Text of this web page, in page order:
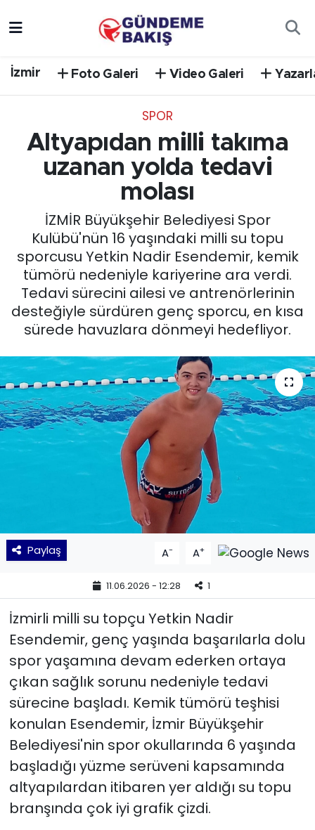
İzmir Foto Galeri Video Galeri
SPOR
Altyapıdan milli takıma
uzanan yolda tedavi
molası
İZMİR Büyükşehir Belediyesi Spor
Kulübü'nün 16 yaşındaki milli su topu
sporcusu Yetkin Nadir Esendemir, kemik
tümörü nedeniyle kariyerine ara verdi.
Tedavi sürecini ailesi ve antrenörlerinin
desteğiyle sürdüren genç sporcu, en kısa
sürede havuzlara dönmeyi hedefliyor.
Paylaş A- A+
11.06.2026 - 12:28 1
İzmirli milli su topçu Yetkin Nadir
Esendemir, genç yaşında başarılarla dolu
spor yaşamına devam ederken ortaya
çıkan sağlık sorunu nedeniyle tedavi
sürecine başladı. Kemik tümörü teşhisi
konulan Esendemir, İzmir Büyükşehir
Belediyesi'nin spor okullarında 6 yaşında
başladığı yüzme serüveni kapsamında
altyapılardan itibaren yer aldığı su topu
branşında çok iyi grafik çizdi.
EGE
EKONOMİ
English News
GÜNCEL
KÜLTÜR SANAT
MAGAZİN
POLİTİKA
SAĞLIK
TEKNOLOJİ
YEREL POLİTİKA
YEREL YÖNETİMLER
Yurt
Süper Lig Puan Durumu ve Fikstür
Tüm Manşetler
Son Dakika Haberleri
Haber Arşivi